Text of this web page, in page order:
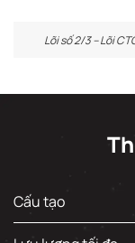
Lõi số 2/3 – Lõi
Cấu tạo